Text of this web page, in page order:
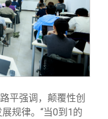
平强调，颠覆性创
规律。“当0到1的